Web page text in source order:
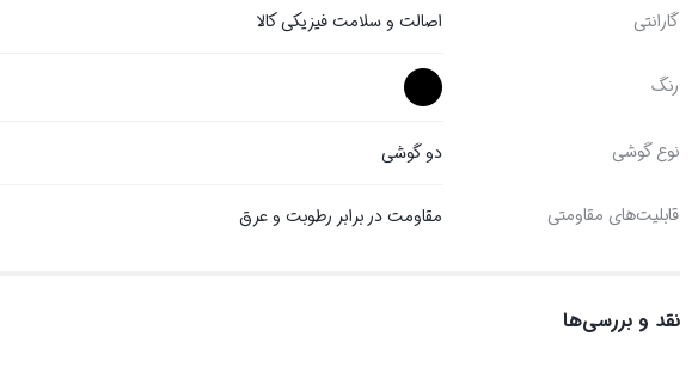
گارانتی اصالت و سلامت فیزیکی کالا
رنگ
نوع گوشی دو گوشی
قابلیت‌های مقاومتی مقاومت در برابر رطوبت و عرق
نقد و بررسی‌ها